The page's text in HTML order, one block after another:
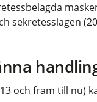
sekretesslagen
och fram till nu)